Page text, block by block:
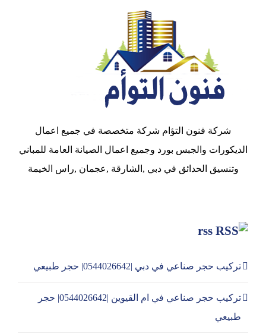
شركة فنون التؤام شركة متخصصة في جميع اعمال
الديكورات والجبس بورد وجميع اعمال الصيانة العامة للمباني
وتنسيق الحدائق في دبي ,الشارقة ,عجمان ,راس الخيمة
rss
تركيب حجر صناعي في دبي |0544026642| حجر طبيعي
تركيب حجر صناعي في ام القيوين |0544026642| حجر
طبيعي